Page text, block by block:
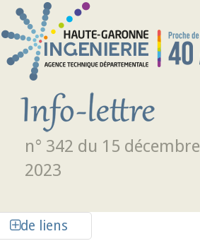
Aller au contenu principal
n° 342 du 15 décembre
2023
de liens